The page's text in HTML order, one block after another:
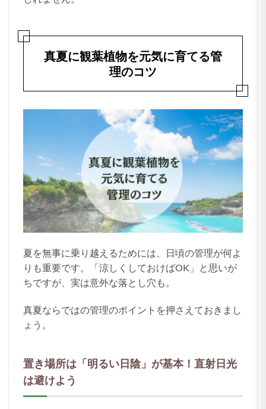
真夏に観葉植物を元気に育てる管
理のコツ
夏を無事に乗り越えるためには、日頃の管理が何よ
りも重要です。「涼しくしておけばOK」と思いが
ちですが、実は意外な落とし穴も。
真夏ならではの管理のポイントを押さえておきまし
ょう。
置き場所は「明るい日陰」が基本！直射日光
は避けよう